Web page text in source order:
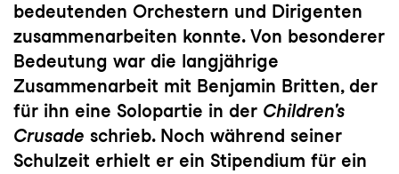
bedeutenden Orchestern und Dirigenten
zusammenarbeiten konnte. Von besonderer
Bedeutung war die langjährige
Zusammenarbeit mit Benjamin Britten, der
für ihn eine Solopartie in der Children's
Crusade schrieb. Noch während seiner
Schulzeit erhielt er ein Stipendium für ein